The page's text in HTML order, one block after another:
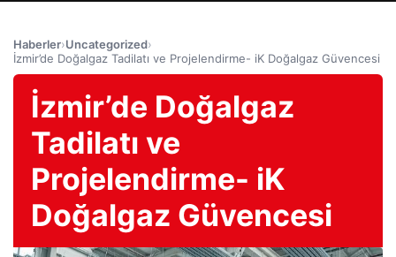
Haberler›Uncategorized›
İzmir’de Doğalgaz Tadilatı ve Projelendirme- iK Doğalgaz Güvencesi
İzmir’de Doğalgaz
Tadilatı ve
Projelendirme- iK
Doğalgaz Güvencesi